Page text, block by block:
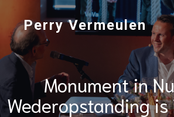
Perry Vermeulen
Monument in
Wederopstanding